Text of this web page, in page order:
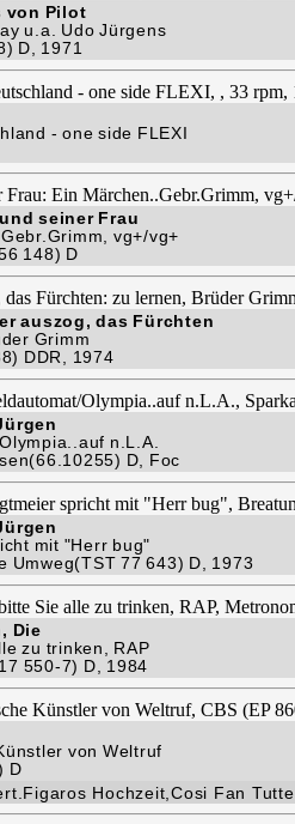
von Pilot
u.a. Udo Jürgens
D, 1971
- one side FLEXI
seiner Frau
vg+/vg+
148) D
auszog, das Fürchten
Grimm
DDR, 1974
n.L.A.
D, Foc
mit "Herr bug"
Umweg(TST 77 643) D, 1973
Die
zu trinken, RAP
550-7) D, 1984
von Weltruf
D
Hochzeit,Cosi Fan Tutte.